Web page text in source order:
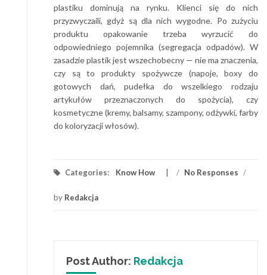
plastiku dominują na rynku. Klienci się do nich
przyzwyczaili, gdyż są dla nich wygodne. Po zużyciu
produktu opakowanie trzeba wyrzucić do
odpowiedniego pojemnika (segregacja odpadów). W
zasadzie plastik jest wszechobecny — nie ma znaczenia,
czy są to produkty spożywcze (napoje, boxy do
gotowych dań, pudełka do wszelkiego rodzaju
artykułów przeznaczonych do spożycia), czy
kosmetyczne (kremy, balsamy, szampony, odżywki, farby
do koloryzacji włosów).
Categories: Know How / No Responses /
by Redakcja
Post Author: Redakcja